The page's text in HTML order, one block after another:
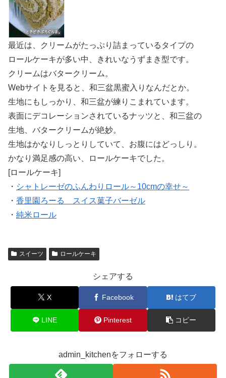
最近は、クリームがたっぷり詰まっているタイプの
ロールケーキが多い中、きれいなうずまき型です。
クリームはバタークリーム。
Webサイトを見ると、和三盆黒蜜入りなんだとか。
生地にもしっかり、和三盆が練りこまれています。
表面にデコレーションされているナッツと、和三盆の
生地、バタークリームが絶妙。
生地はかなりしっとりしていて、お腹にはどっしり。
かなり満足感の高い、ロールケーキでした。
[ロールケーキ]
・ シャトレーゼのふんわりロール～10cmの幸せ～
・ 香里園ろーる スイス菓子バーゼル
・ 純米ロール
スイーツ ロールケーキ
シェアする
X Facebook はてブ
LINE Pinterest コピー
admin_kitchenをフォローする